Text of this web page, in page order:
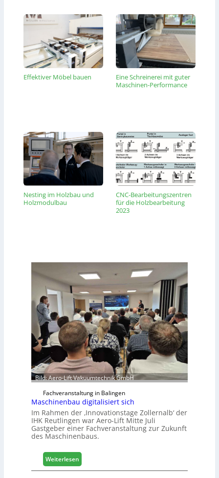
Effektiver Möbel bauen
Eine Schreinerei mit guter
Maschinen-Performance
Nesting im Holzbau und
Holzmodulbau
CNC-Bearbeitungszentren
für die Holzbearbeitung
2023
Bild: Aero-Lift Vakuumtechnik GmbH
Fachveranstaltung in Balingen
Maschinenbau digitalisiert sich
Im Rahmen der ‚Innovationstage Zollernalb‘ der
IHK Reutlingen war Aero-Lift Mitte Juli
Gastgeber einer Fachveranstaltung zur Zukunft
des Maschinenbaus.
Weiterlesen
M